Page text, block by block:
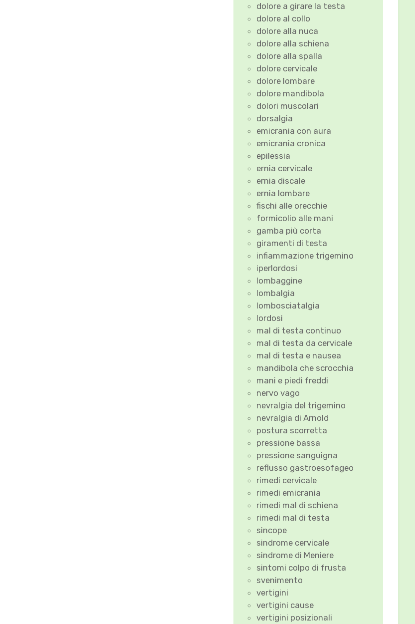
dolore a girare la testa
dolore al collo
dolore alla nuca
dolore alla schiena
dolore alla spalla
dolore cervicale
dolore lombare
dolore mandibola
dolori muscolari
dorsalgia
emicrania con aura
emicrania cronica
epilessia
ernia cervicale
ernia discale
ernia lombare
fischi alle orecchie
formicolio alle mani
gamba più corta
giramenti di testa
infiammazione trigemino
iperlordosi
lombaggine
lombalgia
lombosciatalgia
lordosi
mal di testa continuo
mal di testa da cervicale
mal di testa e nausea
mandibola che scrocchia
mani e piedi freddi
nervo vago
nevralgia del trigemino
nevralgia di Arnold
postura scorretta
pressione bassa
pressione sanguigna
reflusso gastroesofageo
rimedi cervicale
rimedi emicrania
rimedi mal di schiena
rimedi mal di testa
sincope
sindrome cervicale
sindrome di Meniere
sintomi colpo di frusta
svenimento
vertigini
vertigini cause
vertigini posizionali